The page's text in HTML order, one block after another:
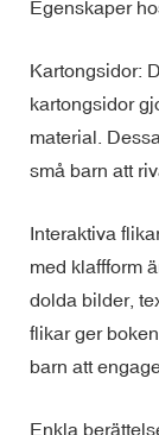
Egenskaper
Kartongsidor:
kartongsidor
material.
små barn att
Interaktiva
med klaffform
dolda bilder,
flikar ger
barn att
Enkla